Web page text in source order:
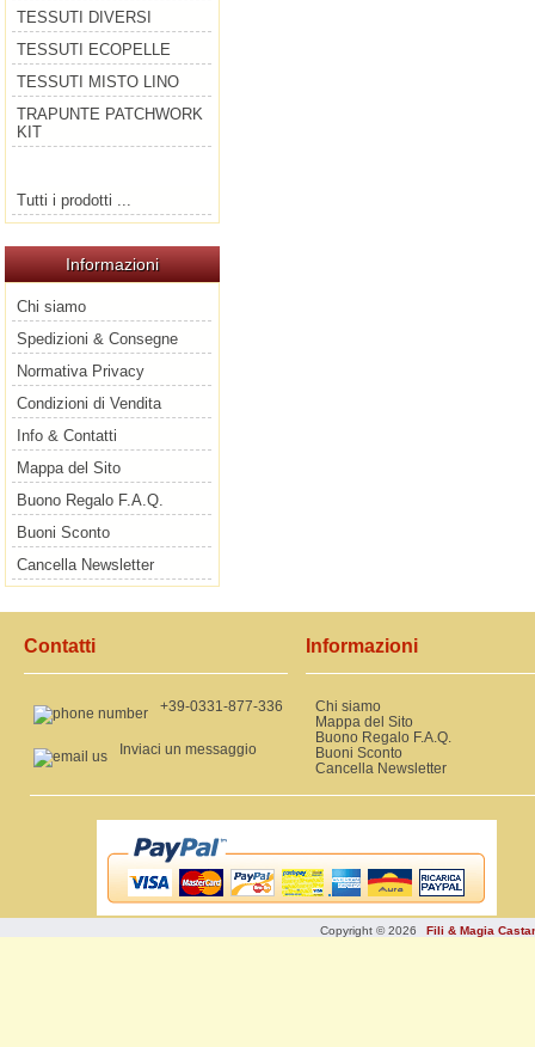
TESSUTI DIVERSI
TESSUTI ECOPELLE
TESSUTI MISTO LINO
TRAPUNTE PATCHWORK
KIT
Tutti i prodotti ...
Informazioni
Chi siamo
Spedizioni & Consegne
Normativa Privacy
Condizioni di Vendita
Info & Contatti
Mappa del Sito
Buono Regalo F.A.Q.
Buoni Sconto
Cancella Newsletter
Contatti
+39-0331-877-336
Inviaci un messaggio
Informazioni
Chi siamo
Mappa del Sito
Buono Regalo F.A.Q.
Buoni Sconto
Cancella Newsletter
Copyright © 2026 Fili & Magia